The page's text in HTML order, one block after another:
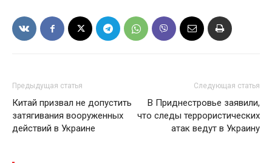
Предыдущая статья
Китай призвал не допустить
затягивания вооруженных
действий в Украине
Следующая статья
В Приднестровье заявили,
что следы террористических
атак ведут в Украину